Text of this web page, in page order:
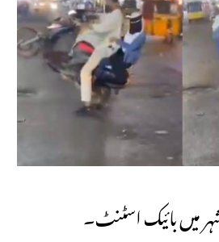
میں بائیک اسٹنٹ۔